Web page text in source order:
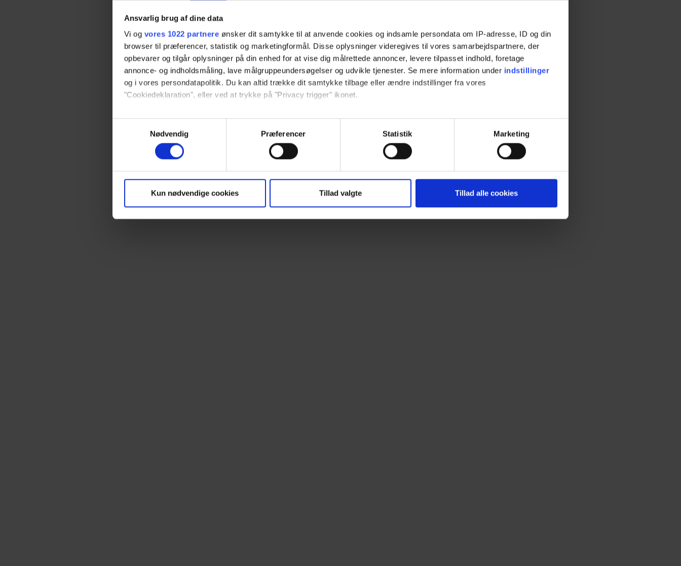
Ansvarlig brug af dine data
Vi og vores 1022 partnere ønsker dit samtykke til at anvende cookies og indsamle persondata om IP-adresse, ID og din
browser til præferencer, statistik og marketingformål. Disse oplysninger videregives til vores samarbejdspartnere, der
opbevarer og tilgår oplysninger på din enhed for at vise dig målrettede annoncer, levere tilpasset indhold, foretage
annonce- og indholdsmåling, lave målgruppeundersøgelser og udvikle tjenester. Se mere information under indstillinger
og i vores persondatapolitik. Du kan altid trække dit samtykke tilbage eller ændre indstillinger fra vores
"Cookiedeklaration", eller ved at trykke på "Privacy trigger" ikonet.
Hvis du tillader det, vil vi også gerne:
Indsamle præcise oplysninger om din placering, der kan være nøjagtig inden for få meter
Identificere din enhed baseret på en scanning af dens unikke karakteristika (fingerprinting)
Dine valg anvendes på hele websitet.
Vi bruger cookies til at tilpasse vores indhold og annoncer, til at vise dig funktioner til sociale medier og til at analysere
vores trafik. Vi deler også oplysninger om din brug af vores hjemmeside med vores partnere inden for sociale medier,
annonceringspartnere og analysepartnere. Vores partnere kan kombinere disse data med andre oplysninger, du har givet
dem, eller som de har indsamlet fra din brug af deres tjenester.
Nødvendig
Præferencer Statistik Marketing
Kun nødvendige cookies Tillad valgte Tillad alle cookies